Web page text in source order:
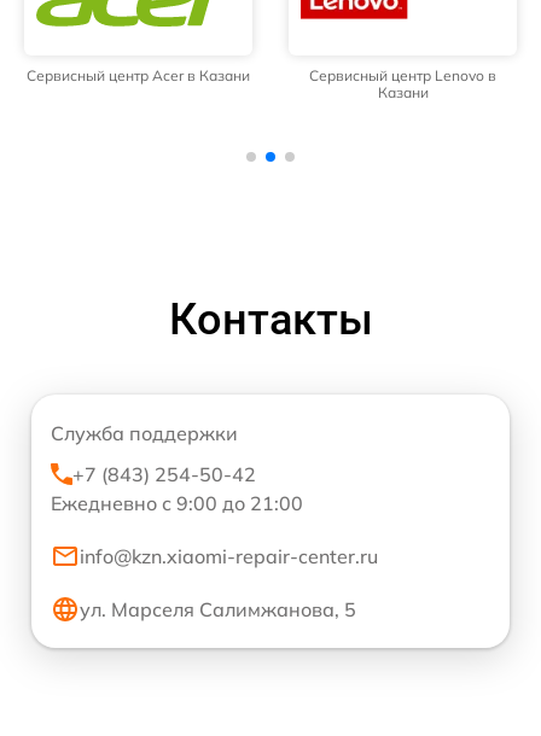
Сервисный центр Acer в Казани
Сервисный центр Lenovo в
Казани
Контакты
Служба поддержки
+7 (843) 254-50-42
Ежедневно с 9:00 до 21:00
info@kzn.xiaomi-repair-center.ru
ул. Марселя Салимжанова, 5